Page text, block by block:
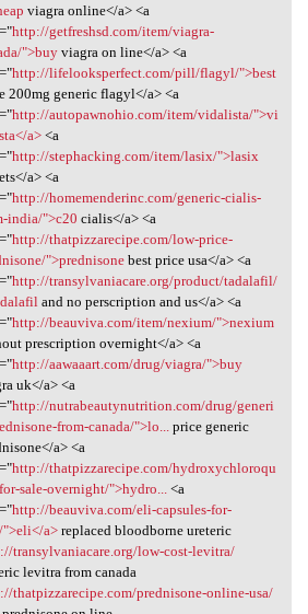
viagra online</a> <a
http://getfreshsd.com/item/viagra-
">buyviagra on line</a> <a
http://lifelooksperfect.com/pill/flagyl/">best
200mg generic flagyl</a> <a
http://autopawnohio.com/item/vidalista/">vi
a><a
http://stephacking.com/item/lasix/">lasix
a> <a
http://homemenderinc.com/generic-cialis-
india/">c20 cialis</a> <a
http://thatpizzarecipe.com/low-price-
">prednisonebest price usa</a> <a
http://transylvaniacare.org/product/tadalafil/
and no perscription and us</a> <a
http://beauviva.com/item/nexium/">nexium
prescription overnight</a> <a
http://aawaaart.com/drug/viagra/">buy
uk</a> <a
http://nutrabeautynutrition.com/drug/generi
from-canada/">lo...
price generic
a> <a
http://thatpizzarecipe.com/hydroxychloroqu
sale-overnight/">hydro...
<a
http://beauviva.com/eli-capsules-for-
">eli</a>replaced bloodborne ureteric
transylvaniacare.org/low-cost-levitra/
levitra from canada
thatpizzarecipe.com/prednisone-online-usa/